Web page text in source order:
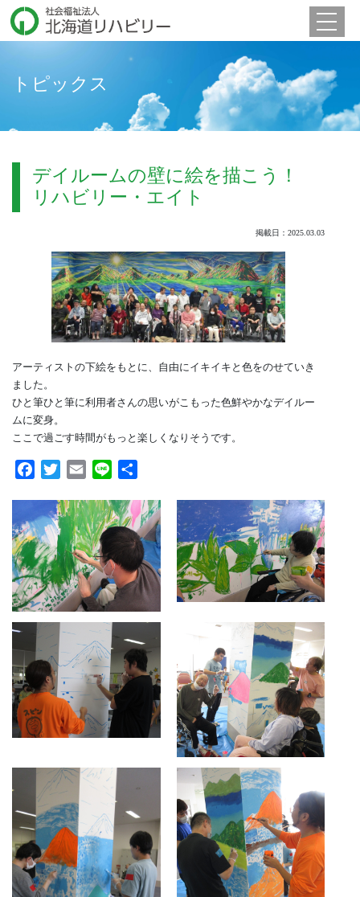
Toggle
トピックス
デイルームの壁に絵を描こう！
リハビリー・エイト
掲載日：2025.03.03
アーティストの下絵をもとに、自由にイキイキと色をのせていき
ました。
ひと筆ひと筆に利用者さんの思いがこもった色鮮やかなデイルー
ムに変身。
ここで過ごす時間がもっと楽しくなりそうです。
Facebook
TwitterEmail Line